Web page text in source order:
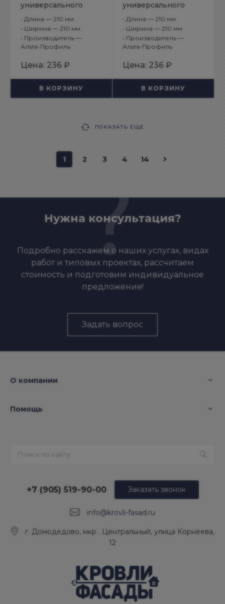
универсального
Альта Профиль
Белый
• Длина — 210 мм
• Ширина — 210 мм
• Производитель —
Альта-Профиль
Цена: 236 ₽
В КОРЗИНУ
универсального
Альта Профиль
Коричневый
• Длина — 210 мм
• Ширина — 210 мм
• Производитель —
Альта-Профиль
Цена: 236 ₽
В КОРЗИНУ
ПОКАЗАТЬ ЕЩЕ
1 2 3 4 14
Нужна консультация?
Подробно расскажем о наших услугах, видах
работ и типовых проектах, рассчитаем
стоимость и подготовим индивидуальное
предложение!
Задать вопрос
О компании
Помощь
info@krovli-fasad.ru
+7 (905) 519-90-00
г. Домодедово, мкр . Центральный, улица Корнеева,
12
Заказать звонок